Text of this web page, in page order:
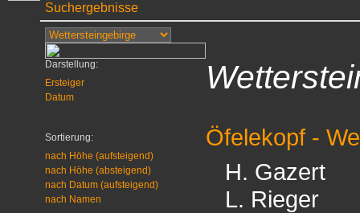
Suchergebnisse
Darstellung:
Ersteiger
Datum
Sortierung:
nach Höhe (aufsteigend)
nach Höhe (absteigend)
nach Datum (aufsteigend)
nach Namen
Öfelekopf -
H. Gazert
L. Rieger